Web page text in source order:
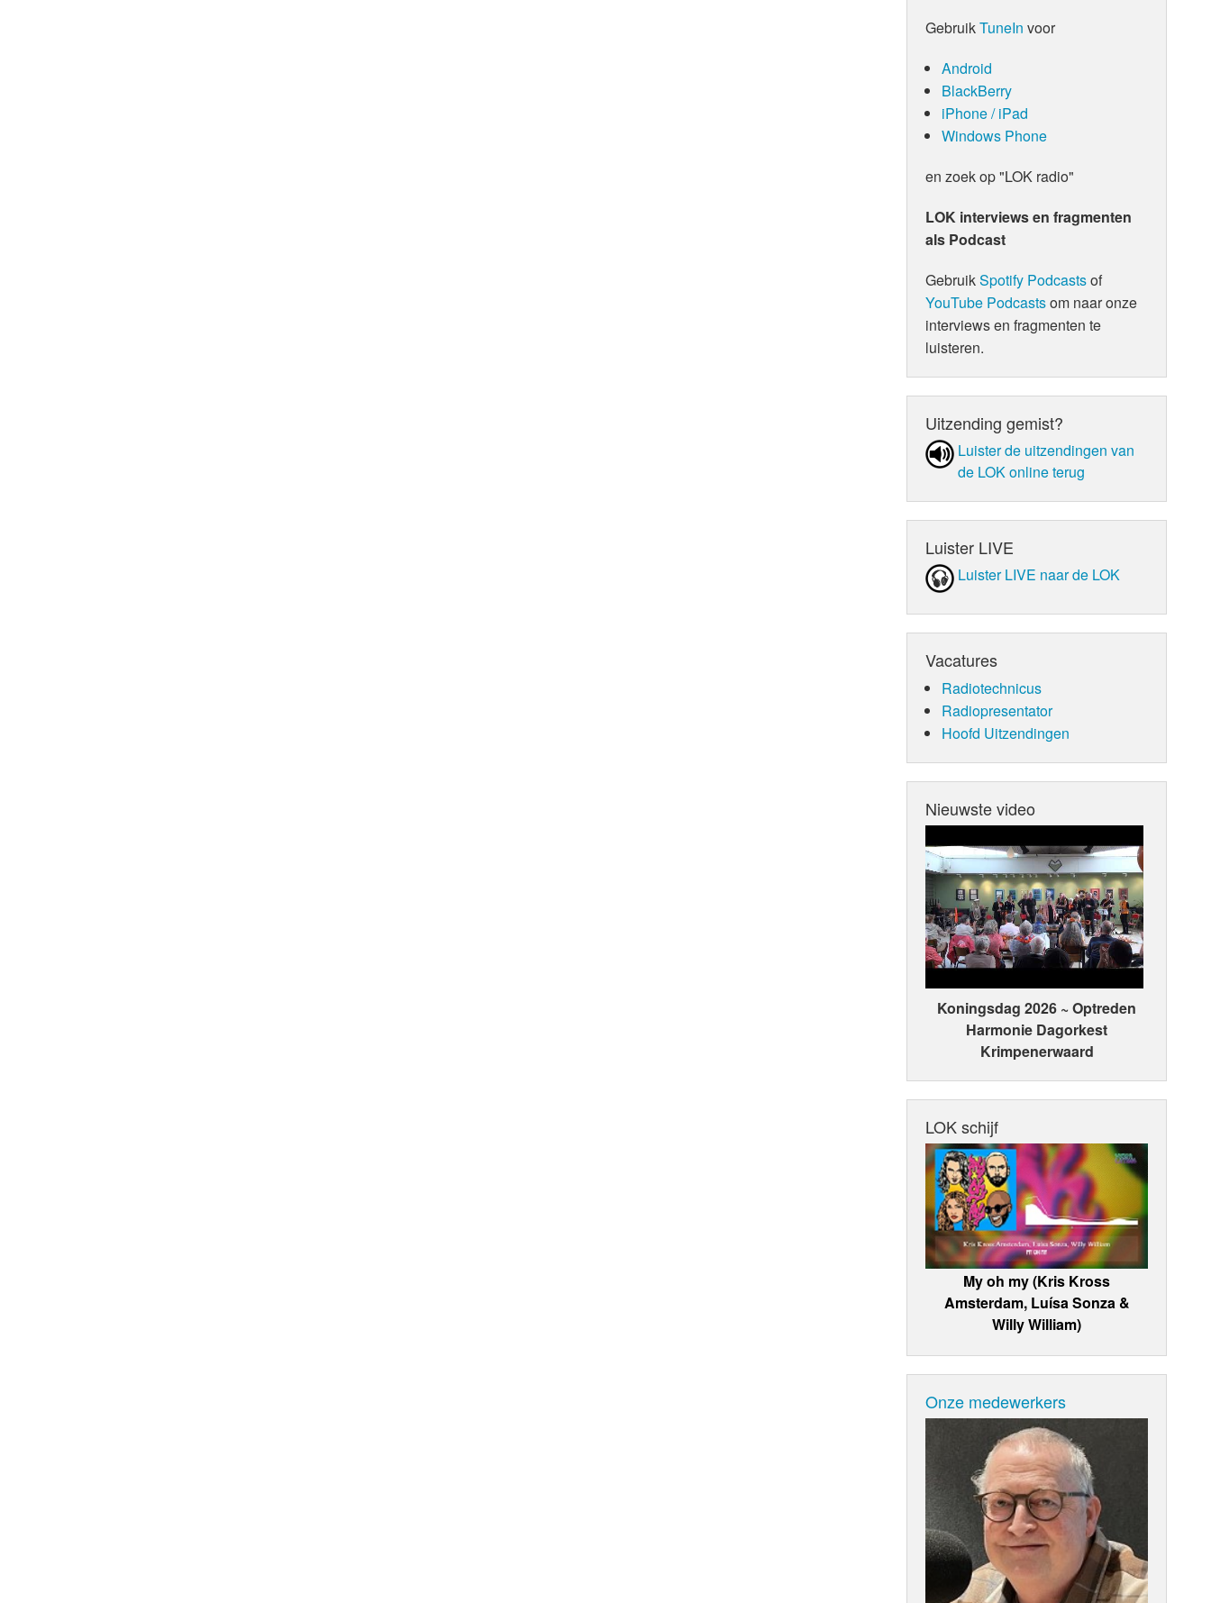
GebruikTuneIn voor
Android
BlackBerry
iPhone / iPad
Windows Phone
en zoek op "LOK radio"
LOK interviews en fragmenten
als Podcast
GebruikSpotify Podcastsof
YouTube Podcastsom naar onze
interviews en fragmenten te
luisteren.
Uitzending gemist?
Luister de uit­zen­din­gen van
de LOK online terug
Luister LIVE
Luister LIVE naar de LOK
Vacatures
Radiotechnicus
Radiopresentator
Hoofd Uitzendingen
Nieuwste video
Koningsdag 2026 ~ Optreden
Harmonie Dagorkest
Krimpenerwaard
LOK schijf
My oh my (Kris Kross
Amsterdam, Luísa Sonza &
Willy William)
Onze medewerkers